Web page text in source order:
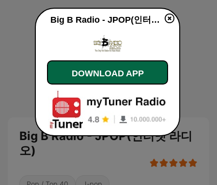
Big B Radio - JPOP(인터넷 라디
오)
Big B Radio - JPOP(인터넷 라디오) live
DOWNLOAD APP